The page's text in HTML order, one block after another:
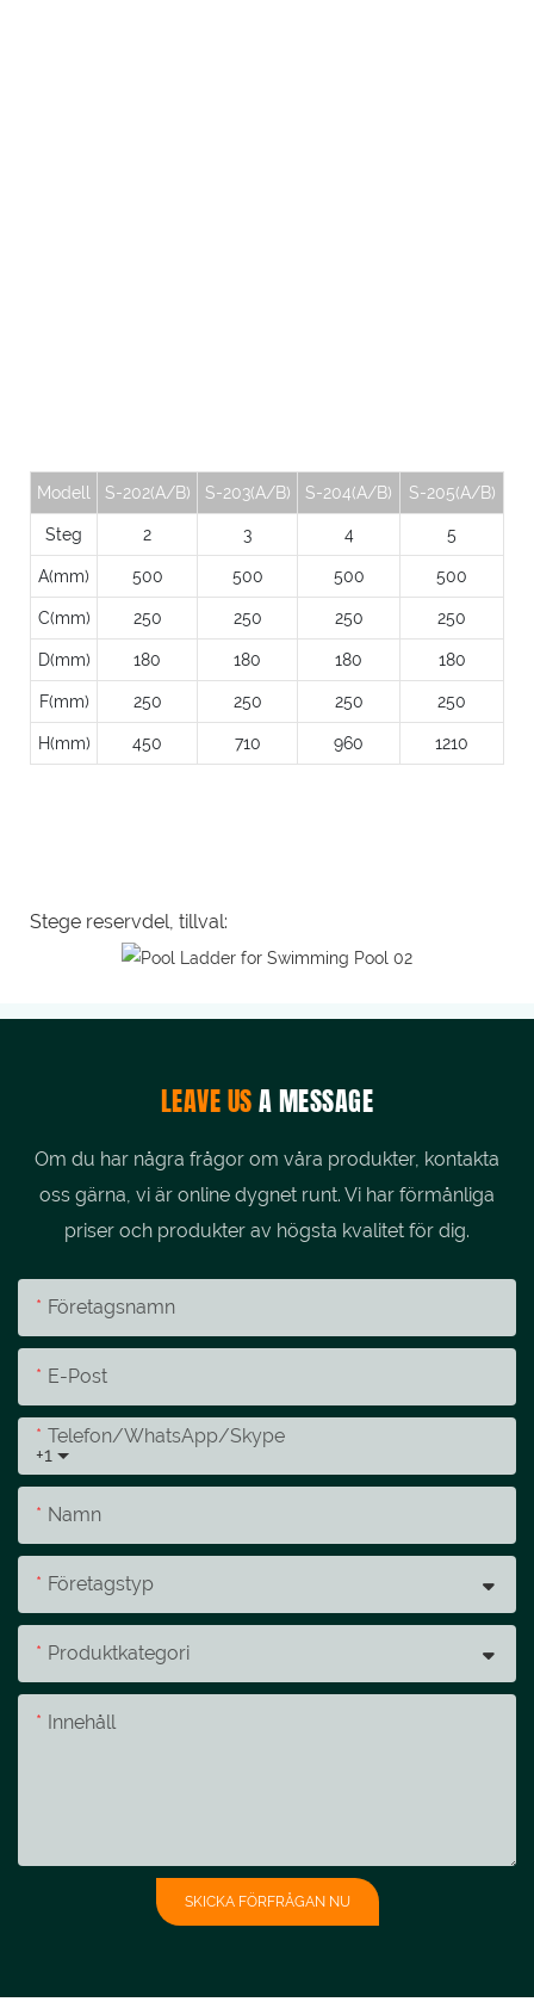
Modell S-202(A/B) S-203(A/B) S-204(A/B) S-205(A/B)
Steg 2 3 4 5
A(mm) 500 500 500 500
C(mm) 250 250 250 250
D(mm) 180 180 180 180
F(mm) 250 250 250 250
H(mm) 450 710 960 1210
Stege reservdel, tillval:
LEAVE USA MESSAGE
Om du har några frågor om våra produkter, kontakta
oss gärna, vi är online dygnet runt. Vi har förmånliga
priser och produkter av högsta kvalitet för dig.
Företagsnamn
E-Post
+1
Telefon/whatsApp/skype
Namn
Företagstyp
Produktkategori
Innehåll
SKICKA FÖRFRÅGAN NU